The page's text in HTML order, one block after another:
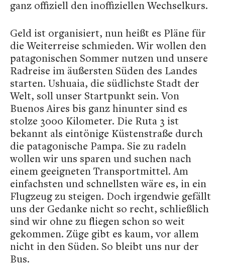
ganz offiziell den inoffiziellen Wechselkurs.
Geld ist organisiert, nun heißt es Pläne für
die Weiterreise schmieden. Wir wollen den
patagonischen Sommer nutzen und unsere
Radreise im äußersten Süden des Landes
starten. Ushuaia, die südlichste Stadt der
Welt, soll unser Startpunkt sein. Von
Buenos Aires bis ganz hinunter sind es
stolze 3000 Kilometer. Die Ruta 3 ist
bekannt als eintönige Küstenstraße durch
die patagonische Pampa. Sie zu radeln
wollen wir uns sparen und suchen nach
einem geeigneten Transportmittel. Am
einfachsten und schnellsten wäre es, in ein
Flugzeug zu steigen. Doch irgendwie gefällt
uns der Gedanke nicht so recht, schließlich
sind wir ohne zu fliegen schon so weit
gekommen. Züge gibt es kaum, vor allem
nicht in den Süden. So bleibt uns nur der
Bus.